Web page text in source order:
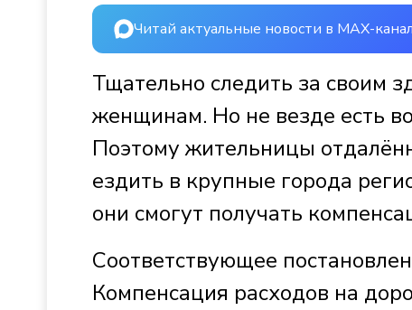
Читай актуальные новости в MAX-
Тщательно следить за своим
женщинам. Но не везде есть
Поэтому жительницы
ездить в крупные города
они смогут получать
Соответствующее
Компенсация расходов на